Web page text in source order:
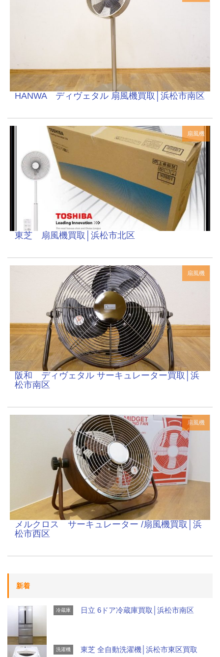
HANWA ディヴェタル 扇風機買取│浜松市南区
扇風機
東芝 扇風機買取│浜松市北区
扇風機
阪和 ディヴェタル サーキュレーター買取│浜
松市南区
扇風機
メルクロス サーキュレーター /扇風機買取│浜
松市西区
新着
冷蔵庫 日立 6ドア冷蔵庫買取│浜松市南区
洗濯機 東芝 全自動洗濯機│浜松市東区買取